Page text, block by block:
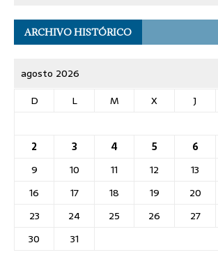
ARCHIVO HISTÓRICO
agosto 2026
D
L M X J
2
3 4 5 6
9
10 11 12 13
16
17 18 19 20
23
24 25 26 27
30
31